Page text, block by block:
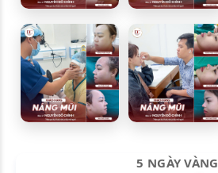
5 NGÀY VÀNG